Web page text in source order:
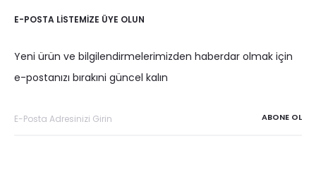
E-POSTA LISTEMIZE ÜYE OLUN
Yeni ürün ve bilgilendirmelerimizden haberdar olmak için
e-postanızı bırakıni güncel kalın